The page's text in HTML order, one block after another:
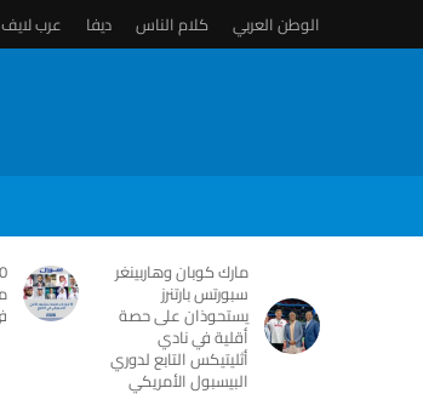
الوطن العربي كلام الناس ديفا عرب
مارك كوبان وهاربينغر
سبورتس بارتنرز
يستحوذان على حصة
أقلية في نادي
أثليتيكس التابع لدوري
البيسبول الأمريكي